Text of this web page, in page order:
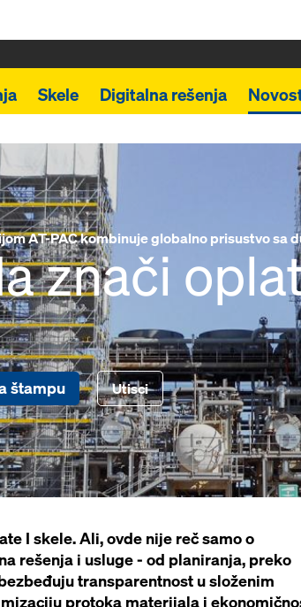
Skele Digitalna rešenja
AT-PAC kombinuje globalno prisustvo sa
znači
štampu Utisci
I skele. Ali, ovde nije reč samo o
rešenja i usluge - od planiranja, preko
transparentnost u složenim
protoka materijala i